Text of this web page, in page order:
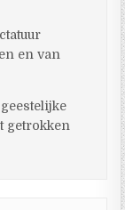
en van
getrokken